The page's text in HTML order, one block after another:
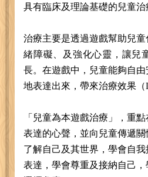
具有臨床及理論基礎的兒童治
治療主要是透過遊戲幫助兒
緒障礙、及強化心靈，讓兒
長。在遊戲中，兒童能夠自
地表達出來，帶來治療效果（
「兒童為本遊戲治療」，重
表達的心聲，並向兒童傳遞
了解自己及其世界，學會自
表達，學會尊重及接納自己